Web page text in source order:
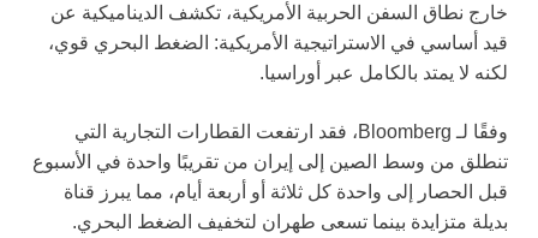
خارج نطاق السفن الحربية الأمريكية، تكشف الديناميكية عن
قيد أساسي في الاستراتيجية الأمريكية: الضغط البحري قوي،
لكنه لا يمتد بالكامل عبر أوراسيا.
وفقًا لـ Bloomberg، فقد ارتفعت القطارات التجارية التي
تنطلق من وسط الصين إلى إيران من تقريبًا واحدة في الأسبوع
قبل الحصار إلى واحدة كل ثلاثة أو أربعة أيام، مما يبرز قناة
بديلة متزايدة بينما تسعى طهران لتخفيف الضغط البحري.